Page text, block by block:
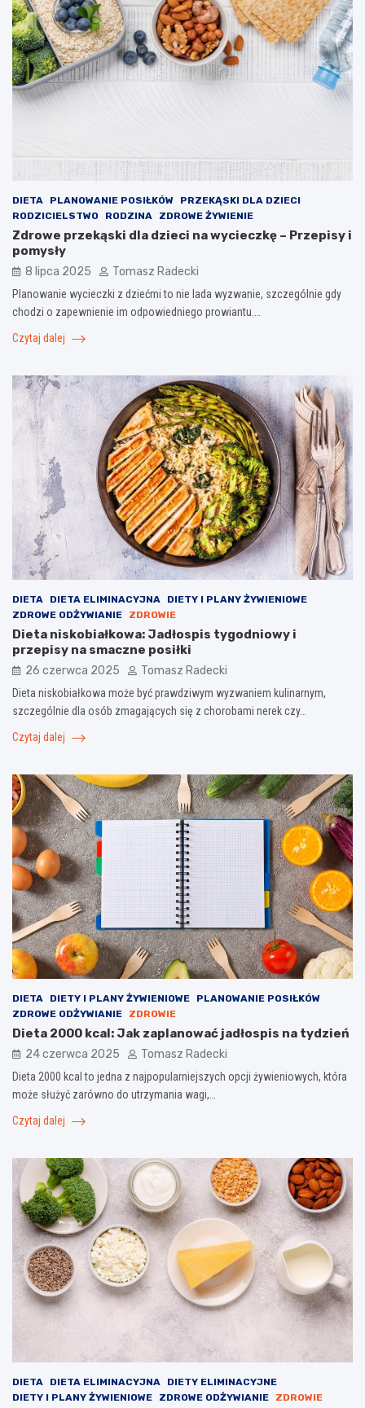
DIETA PLANOWANIE POSIŁKÓW
PRZEKĄSKI DLA DZIECI
RODZICIELSTWO
RODZINA ZDROWE ŻYWIENIE
Zdrowe przekąski dla dzieci na wycieczkę – Przepisy i
pomysły
8 lipca 2025 Tomasz Radecki
Planowanie wycieczki z dziećmi to nie lada wyzwanie, szczególnie gdy
chodzi o zapewnienie im odpowiedniego prowiantu.…
Czytaj dalej
DIETA DIETA ELIMINACYJNA
DIETY I PLANY ŻYWIENIOWE
ZDROWE ODŻYWIANIE
ZDROWIE
Dieta niskobiałkowa: Jadłospis tygodniowy i
przepisy na smaczne posiłki
26 czerwca 2025 Tomasz Radecki
Dieta niskobiałkowa może być prawdziwym wyzwaniem kulinarnym,
szczególnie dla osób zmagających się z chorobami nerek czy…
Czytaj dalej
DIETA DIETY I PLANY ŻYWIENIOWE
PLANOWANIE POSIŁKÓW
ZDROWE ODŻYWIANIE
ZDROWIE
Dieta 2000 kcal: Jak zaplanować jadłospis na tydzień
24 czerwca 2025 Tomasz Radecki
Dieta 2000 kcal to jedna z najpopularniejszych opcji żywieniowych, która
może służyć zarówno do utrzymania wagi,…
Czytaj dalej
DIETA DIETA ELIMINACYJNA
DIETY ELIMINACYJNE
DIETY I PLANY ŻYWIENIOWE
ZDROWE ODŻYWIANIE ZDROWIE